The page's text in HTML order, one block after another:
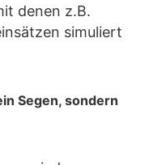
denen z.B.
simuliert
Segen, sondern